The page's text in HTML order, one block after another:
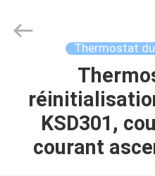
PRODUITS
Hao
Electric
Thermostat du
KSD301,
courant